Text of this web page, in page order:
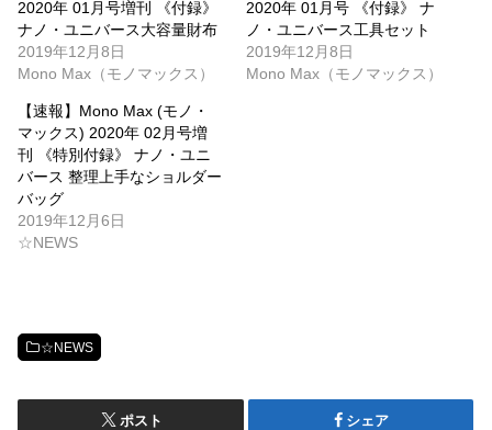
2020年 01月号増刊 《付録》
ナノ・ユニバース大容量財布
2019年12月8日
Mono Max（モノマックス）
2020年 01月号 《付録》 ナ
ノ・ユニバース工具セット
2019年12月8日
Mono Max（モノマックス）
【速報】Mono Max (モノ・
マックス) 2020年 02月号増
刊 《特別付録》 ナノ・ユニ
バース 整理上手なショルダー
バッグ
2019年12月6日
☆NEWS
☆NEWS
ポスト シェア